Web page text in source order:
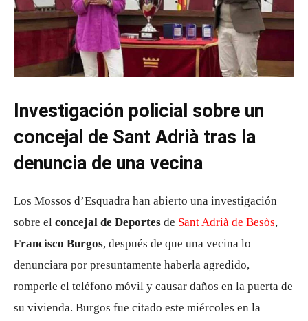
Investigación policial sobre un
concejal de Sant Adrià tras la
denuncia de una vecina
Los Mossos d’Esquadra han abierto una investigación
sobre el concejal de Deportes de Sant Adrià de Besòs,
Francisco Burgos, después de que una vecina lo
denunciara por presuntamente haberla agredido,
romperle el teléfono móvil y causar daños en la puerta de
su vivienda. Burgos fue citado este miércoles en la